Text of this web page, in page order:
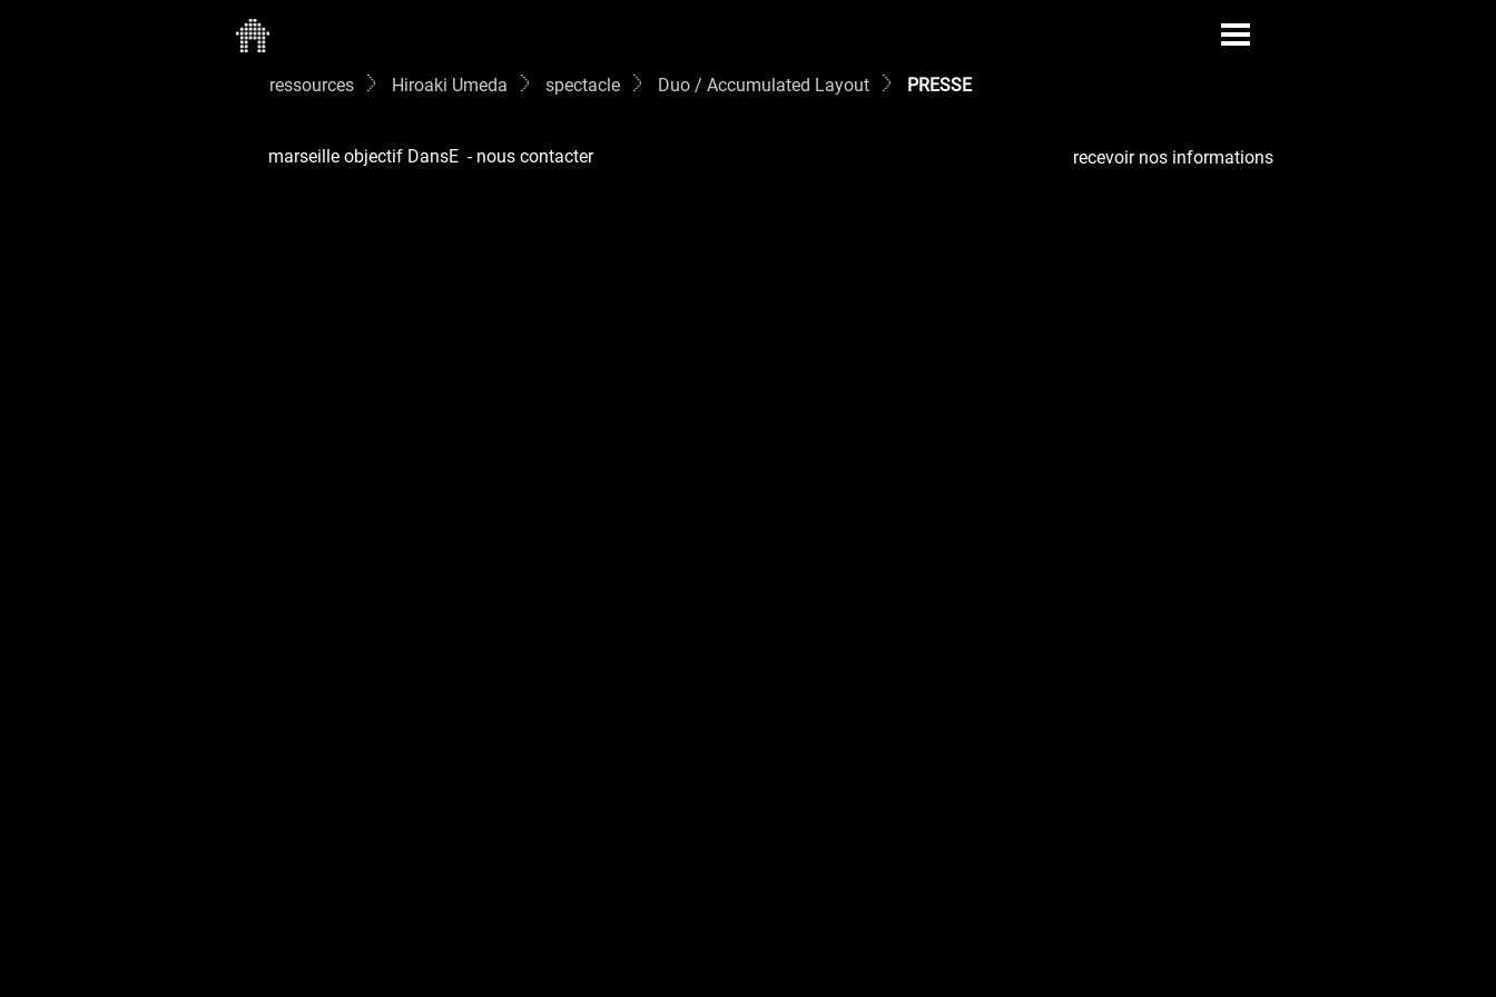
ressources Hiroaki Umeda spectacle Duo / Accumulated Layout PRESSE
recevoir nos informations
marseille objectif DansE - nous contacter